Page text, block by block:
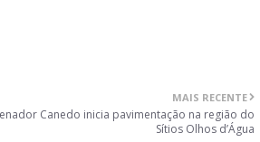
MAIS RECENTE
Canedo inicia pavimentação na região do
Sítios Olhos d’Água